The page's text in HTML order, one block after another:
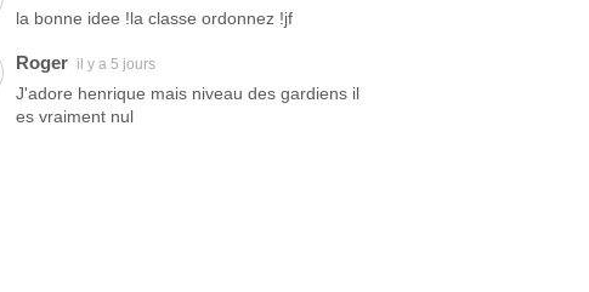
la bonne idee !la classe ordonnez !jf
Roger il y a 5 jours
J'adore henrique mais niveau des gardiens il
es vraiment nul